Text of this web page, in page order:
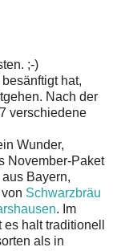
;-)
hat,
Nach der
verschiedene
Wunder,
November-Paket
Bayern,
Schwarzbräu
. Im
halt traditionell
als in